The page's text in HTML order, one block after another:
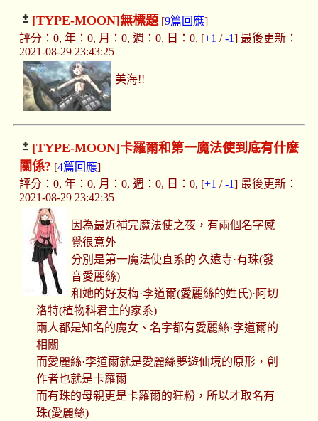
[TYPE-MOON]無標題[9篇回應]
評分：0, 年：0, 月：0, 週：0, 日：0, [+1 /-1] 最後更新：
2021-08-29 23:43:25
美海!!
[TYPE-MOON]卡羅爾和第一魔法使到底有什麼
關係? [4篇回應]
評分：0, 年：0, 月：0, 週：0, 日：0, [+1 /-1] 最後更新：
2021-08-29 23:42:35
因為最近補完魔法使之夜，有兩個名字感
覺很意外
分別是第一魔法使直系的 久遠寺·有珠(發
音愛麗絲)
和她的好友梅·李道爾(愛麗絲的姓氏)·阿切
洛特(植物科君主的家系)
兩人都是知名的魔女、名字都有愛麗絲·李道爾的
相關
而愛麗絲·李道爾就是愛麗絲夢遊仙境的原形，創
作者也就是卡羅爾
而有珠的母親更是卡羅爾的狂粉，所以才取名有
珠(愛麗絲)